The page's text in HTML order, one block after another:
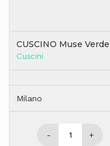
CUSCINO Muse
Cuscini
Milano
- +